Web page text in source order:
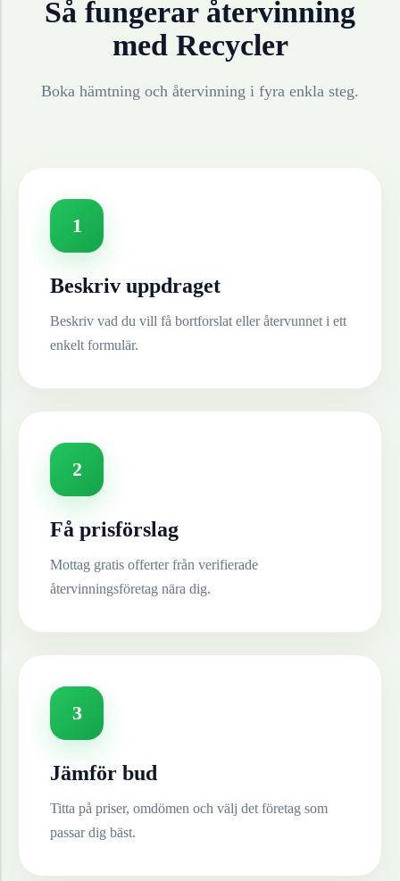
Så fungerar återvinning
med Recycler
Boka hämtning och återvinning i fyra enkla steg.
1
Beskriv uppdraget
Beskriv vad du vill få bortforslat eller återvunnet i ett
enkelt formulär.
2
Få prisförslag
Mottag gratis offerter från verifierade
återvinningsföretag nära dig.
3
Jämför bud
Titta på priser, omdömen och välj det företag som
passar dig bäst.